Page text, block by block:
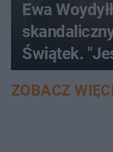
Ewa
Świątek.
ZOBACZ